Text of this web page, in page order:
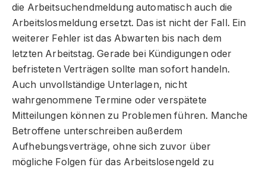
die Arbeitsuchendmeldung automatisch auch die
Arbeitslosmeldung ersetzt. Das ist nicht der Fall. Ein
weiterer Fehler ist das Abwarten bis nach dem
letzten Arbeitstag. Gerade bei Kündigungen oder
befristeten Verträgen sollte man sofort handeln.
Auch unvollständige Unterlagen, nicht
wahrgenommene Termine oder verspätete
Mitteilungen können zu Problemen führen. Manche
Betroffene unterschreiben außerdem
Aufhebungsverträge, ohne sich zuvor über
mögliche Folgen für das Arbeitslosengeld zu